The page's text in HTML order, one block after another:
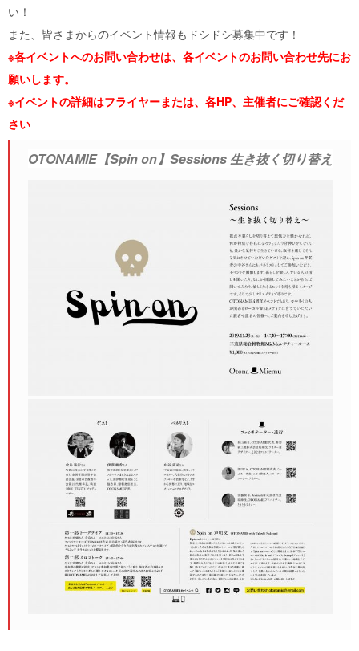
い！
また、皆さまからのイベント情報もドシドシ募集中です！
※各イベントへのお問い合わせは、各イベントのお問い合わせ先にお
願いします。
※イベントの詳細はフライヤーまたは、各HP、主催者にご確認くだ
さい
OTONAMIE【Spin on】Sessions 生き抜く切り替え